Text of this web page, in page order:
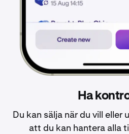
Ha
Du kan sälja när du vill eller
att du kan hantera alla